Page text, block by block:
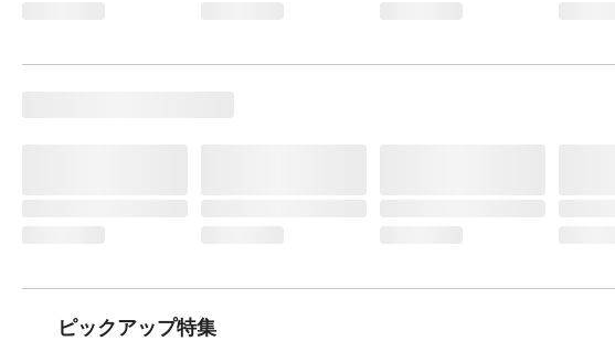
ピックアップ特集